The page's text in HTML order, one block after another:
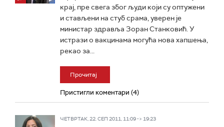
крај, пре свега због људи који су оптужени
и стављени на стуб срама, уверен је
министар здравља Зоран Станковић. У
истрази о вакцинама могућа нова хапшења,
рекао за...
Прочитај
Пристигли коментари (4)
ЧЕТВРТАК, 22. СЕП 2011, 11:09 -> 19:23